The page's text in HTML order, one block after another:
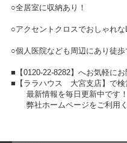
○全居室に収納あり！
○アクセントクロスでおしゃれな
○個人医院なども周辺にあり徒
■【0120-22-8282】へお気軽に
■【ララハウス 大宮支店】で検
最新情報を毎日更新中です！
弊社ホームページをご利用